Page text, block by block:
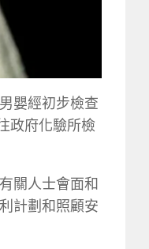
嬰經初步檢查
政府化驗所檢
關人士會面和
計劃和照顧安